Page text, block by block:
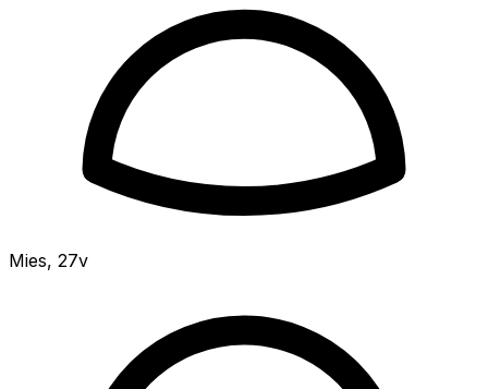
Mies, 27v